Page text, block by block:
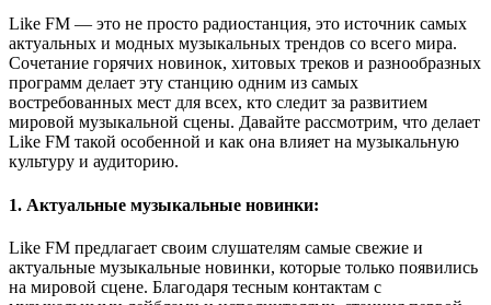
Like FM — это не просто радиостанция, это источник самых
актуальных и модных музыкальных трендов со всего мира.
Сочетание горячих новинок, хитовых треков и разнообразных
программ делает эту станцию одним из самых
востребованных мест для всех, кто следит за развитием
мировой музыкальной сцены. Давайте рассмотрим, что делает
Like FM такой особенной и как она влияет на музыкальную
культуру и аудиторию.
1. Актуальные музыкальные новинки:
Like FM предлагает своим слушателям самые свежие и
актуальные музыкальные новинки, которые только появились
на мировой сцене. Благодаря тесным контактам с